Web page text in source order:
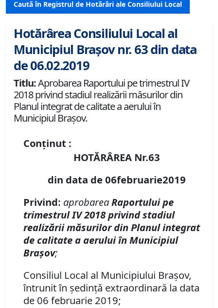
Caută în Registrul de Hotărâri ale Consiliului Local
Hotărârea Consiliului Local al
Municipiul Brașov nr. 63 din data
de 06.02.2019
Titlu:Aprobarea Raportului pe trimestrul IV
2018 privind stadiul realizării măsurilor din
Planul integrat de calitate a aerului în
Municipiul Braşov.
Conținut :
HOTĂRÂREA Nr.63
din data de 06februarie2019
Privind: aprobareaRaportului pe
trimestrul IV 2018 privind stadiul
realizării măsurilor din Planul integrat
de calitate a aerului în Municipiul
Braşov;
Consiliul Local al Municipiului Braşov,
întrunit în şedinţă extraordinară la data
de 06 februarie 2019;